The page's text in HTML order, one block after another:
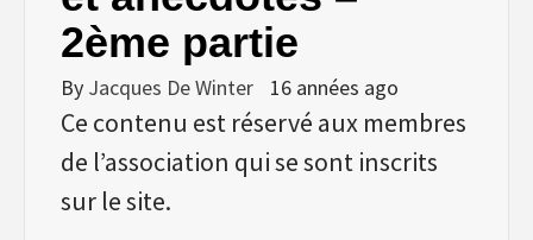
2ème partie
By Jacques De Winter 16 années ago
Ce contenu est réservé aux membres
de l’association qui se sont inscrits
sur le site.